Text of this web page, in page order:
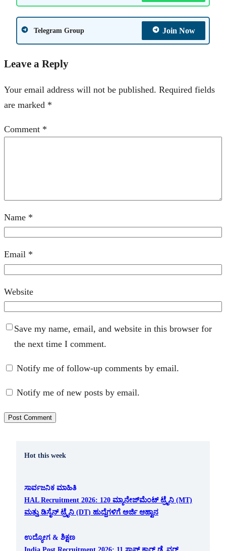
Telegram Group Join Now
Leave a Reply
Your email address will not be published. Required fields
are marked *
Comment *
Name *
Email *
Website
Save my name, email, and website in this browser for
the next time I comment.
Notify me of follow-up comments by email.
Notify me of new posts by email.
Hot this week
ಸಾರ್ವಜನಿಕ ಮಾಹಿತಿ
HAL Recruitment 2026: 120 ಮ್ಯಾನೇಜ್‌ಮೆಂಟ್ ಟ್ರೈನಿ (MT)
ಮತ್ತು ಡಿಸೈನ್ ಟ್ರೈನಿ (DT) ಹುದ್ದೆಗಳಿಗೆ ಅರ್ಜಿ ಆಹ್ವಾನ
ಉದ್ಯೋಗ & ಶಿಕ್ಷಣ
India Post Recruitment 2026: 11 ಸ್ಟಾಫ್ ಕಾರ್ ಡ್ರೈವರ್